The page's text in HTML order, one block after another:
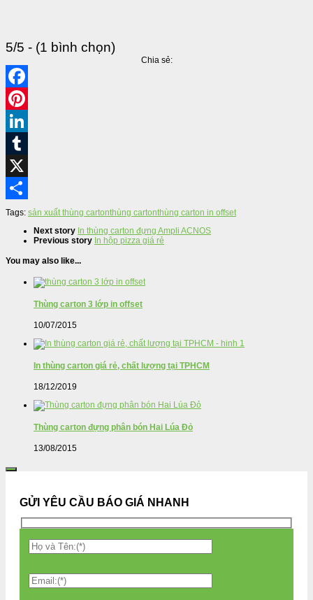
5/5 - (1 bình chọn)
Chia sẻ:
Share
Tags: sản xuất thùng cartonthùng cartonthùng carton in offset
Next story In thùng carton đựng Ampli ACNOS
Previous story In hộp pizza giá rẻ
You may also like...
Thùng carton 3 lớp in offset
10/07/2015
In thùng carton giá rẻ, chất lượng tại TPHCM
18/12/2019
Thùng carton đựng phân bón Hai Lúa Đỏ
13/08/2015
GỬI YÊU CẦU BÁO GIÁ NHANH